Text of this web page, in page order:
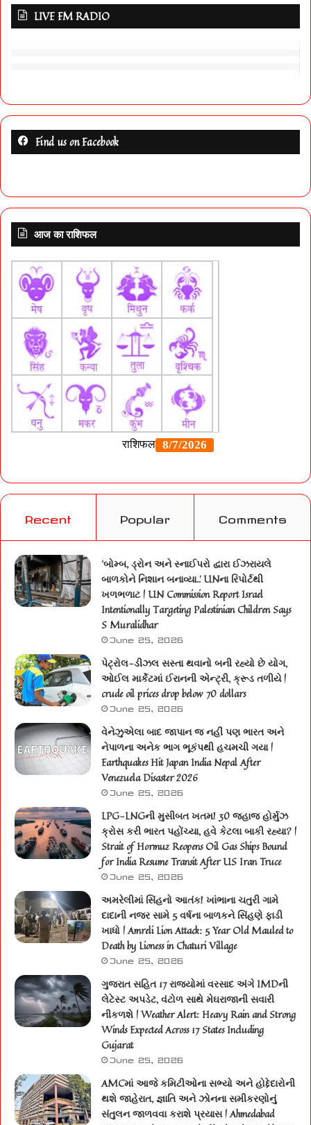
LIVE FM RADIO
Find us on Facebook
आज का राशिफल
Recent Popular Comments
‘બોમ્બ, ડ્રોન અને સ્નાઈપરો દ્વારા ઈઝરાયલે
બાળકોને નિશાન બનાવ્યા..’ UNના રિપોર્ટથી
ખળભળાટ | UN Commission Report Israel
Intentionally Targeting Palestinian Children Says
S Muralidhar
June 25, 2026
પેટ્રોલ-ડીઝલ સસ્તા થવાનો બની રહ્યો છે યોગ,
ઓઈલ માર્કેટમાં ઈરાનની એન્ટ્રી, ક્રૂડ તળીયે |
crude oil prices drop below 70 dollars
June 25, 2026
વેનેઝુએલા બાદ જાપાન જ નહીં પણ ભારત અને
નેપાળના અનેક ભાગ ભૂકંપથી હચમચી ગયા |
Earthquakes Hit Japan India Nepal After
Venezuela Disaster 2026
June 25, 2026
LPG-LNGની મુસીબત ખતમ! 30 જહાજ હોર્મુઝ
ક્રોસ કરી ભારત પહોંચ્યા, હવે કેટલા બાકી રહ્યા? |
Strait of Hormuz Reopens Oil Gas Ships Bound
for India Resume Transit After US Iran Truce
June 25, 2026
અમરેલીમાં સિંહનો આતંક! ખાંભાના ચતુરી ગામે
દાદાની નજર સામે 5 વર્ષના બાળકને સિંહણે ફાડી
ખાધો | Amreli Lion Attack: 5 Year Old Mauled to
Death by Lioness in Chaturi Village
June 25, 2026
ગુજરાત સહિત 17 રાજ્યોમાં વરસાદ અંગે IMDની
લેટેસ્ટ અપડેટ, વંટોળ સાથે મેઘરાજાની સવારી
નીકળશે | Weather Alert: Heavy Rain and Strong
Winds Expected Across 17 States Including
Gujarat
June 25, 2026
AMCમાં આજે કમિટીઓના સભ્યો અને હોદ્દેદારોની
થશે જાહેરાત, જ્ઞાતિ અને ઝોનના સમીકરણોનું
સંતુલન જાળવવા કરાશે પ્રયાસ | Ahmedabad